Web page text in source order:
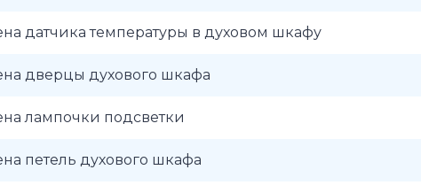
датчика температуры в духовом шкафу
дверцы духового шкафа
лампочки подсветки
петель духового шкафа